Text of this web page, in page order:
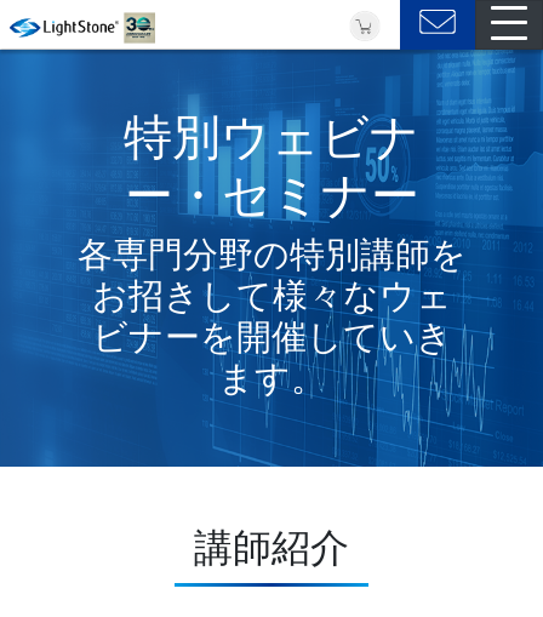
特別ウェビナ
ー・セミナー
各専門分野の特別講師を
お招きして様々なウェ
ビナーを開催していき
ます。
講師紹介